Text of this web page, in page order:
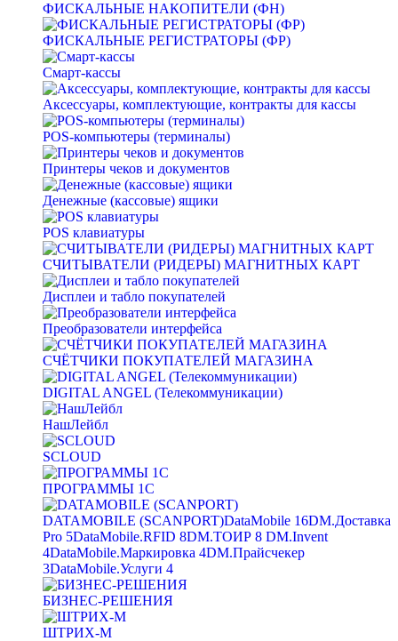
ФИСКАЛЬНЫЕ НАКОПИТЕЛИ (ФН)
ФИСКАЛЬНЫЕ РЕГИСТРАТОРЫ (ФР)
Смарт-кассы
Аксессуары, комплектующие, контракты для кассы
POS-компьютеры (терминалы)
Принтеры чеков и документов
Денежные (кассовые) ящики
POS клавиатуры
СЧИТЫВАТЕЛИ (РИДЕРЫ) МАГНИТНЫХ КАРТ
Дисплеи и табло покупателей
Преобразователи интерфейса
СЧЁТЧИКИ ПОКУПАТЕЛЕЙ МАГАЗИНА
DIGITAL ANGEL (Телекоммуникации)
НашЛейбл
SCLOUD
ПРОГРАММЫ 1С
DATAMOBILE (SCANPORT)DataMobile 16DM.Доставка
Pro 5DataMobile.RFID 8DM.ТОИР 8 DM.Invent
4DataMobile.Маркировка 4DM.Прайсчекер
3DataMobile.Услуги 4
БИЗНЕС-РЕШЕНИЯ
ШТРИХ-М